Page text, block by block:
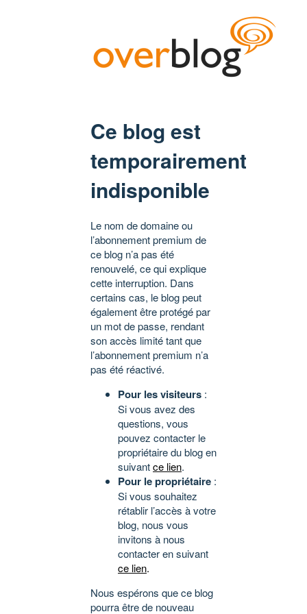
Ce blog est
temporairement
indisponible
Le nom de domaine ou
l’abonnement premium de
ce blog n’a pas été
renouvelé, ce qui explique
cette interruption. Dans
certains cas, le blog peut
également être protégé par
un mot de passe, rendant
son accès limité tant que
l’abonnement premium n’a
pas été réactivé.
Pour les visiteurs :
Si vous avez des
questions, vous
pouvez contacter le
propriétaire du blog en
suivantce lien.
Pour le propriétaire :
Si vous souhaitez
rétablir l’accès à votre
blog, nous vous
invitons à nous
contacter en suivant
ce lien.
Nous espérons que ce blog
pourra être de nouveau